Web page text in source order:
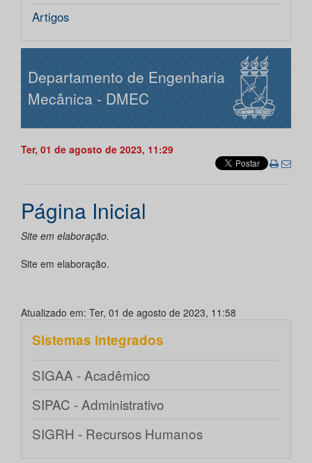
Artigos
Departamento de Engenharia
Mecânica - DMEC
Ter, 01 de agosto de 2023, 11:29
Página Inicial
Site em elaboração.
Site em elaboração.
Atualizado em: Ter, 01 de agosto de 2023, 11:58
Sistemas integrados
SIGAA - Acadêmico
SIPAC - Administrativo
SIGRH - Recursos Humanos